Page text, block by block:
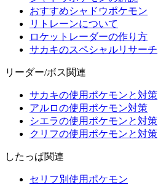
おすすめシャドウポケモン
リトレーンについて
ロケットレーダーの作り方
サカキのスペシャルリサーチ
リーダー/ボス関連
サカキの使用ポケモンと対策
アルロの使用ポケモン対策
シエラの使用ポケモンと対策
クリフの使用ポケモンと対策
したっぱ関連
セリフ別使用ポケモン